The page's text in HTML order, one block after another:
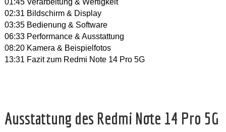
01:45 Verarbeitung & Wertigkeit
02:31 Bildschirm & Display
03:35 Bedienung & Software
06:33 Performance & Ausstattung
08:20 Kamera & Beispielfotos
13:31 Fazit zum Redmi Note 14 Pro 5G
Ausstattung des Redmi Note 14 Pro 5G